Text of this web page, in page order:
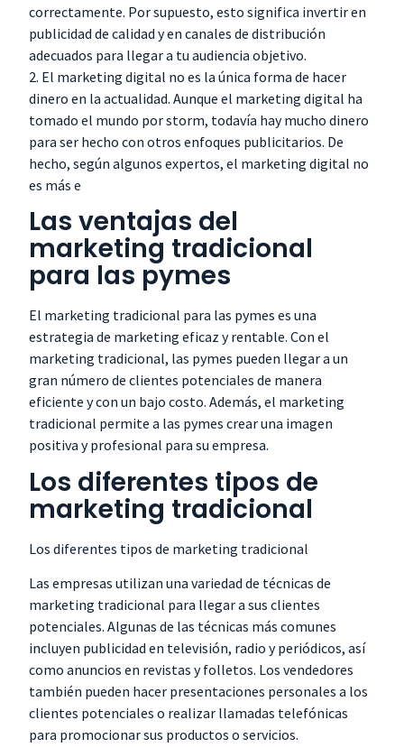
correctamente. Por supuesto, esto significa invertir en
publicidad de calidad y en canales de distribución
adecuados para llegar a tu audiencia objetivo.
2. El marketing digital no es la única forma de hacer
dinero en la actualidad. Aunque el marketing digital ha
tomado el mundo por storm, todavía hay mucho dinero
para ser hecho con otros enfoques publicitarios. De
hecho, según algunos expertos, el marketing digital no
es más e
Las ventajas del
marketing tradicional
para las pymes
El marketing tradicional para las pymes es una
estrategia de marketing eficaz y rentable. Con el
marketing tradicional, las pymes pueden llegar a un
gran número de clientes potenciales de manera
eficiente y con un bajo costo. Además, el marketing
tradicional permite a las pymes crear una imagen
positiva y profesional para su empresa.
Los diferentes tipos de
marketing tradicional
Los diferentes tipos de marketing tradicional
Las empresas utilizan una variedad de técnicas de
marketing tradicional para llegar a sus clientes
potenciales. Algunas de las técnicas más comunes
incluyen publicidad en televisión, radio y periódicos, así
como anuncios en revistas y folletos. Los vendedores
también pueden hacer presentaciones personales a los
clientes potenciales o realizar llamadas telefónicas
para promocionar sus productos o servicios.